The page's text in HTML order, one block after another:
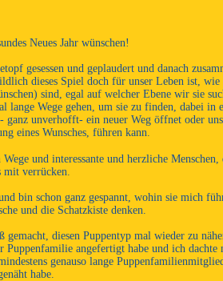
Neues Jahr wünschen!
gesessen und geplaudert und danach
dieses Spiel doch für unser Leben ist,
sind, egal auf welcher Ebene wir sie
Wege gehen, um sie zu finden, dabei in
ganz unverhofft- ein neuer Weg öffnet oder
eines Wunsches, führen kann.
und interessante und herzliche Menschen,
verrücken.
bin schon ganz gespannt, wohin sie mich
und die Schatzkiste denken.
diesen Puppentyp mal wieder zu
Puppenfamilie angefertigt habe und ich dachte
genauso lange
habe.